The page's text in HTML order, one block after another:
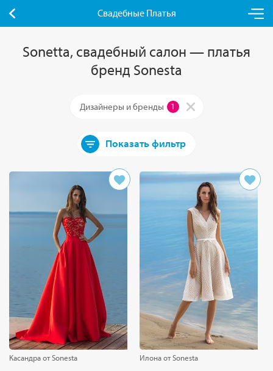
Свадебные Платья
Sonetta, свадебный салон — платья
бренд Sonesta
Дизайнеры и бренды 1
Показать фильтр
Касандра от Sonesta Илона от Sonesta